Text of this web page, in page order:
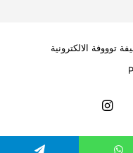
انستقرام